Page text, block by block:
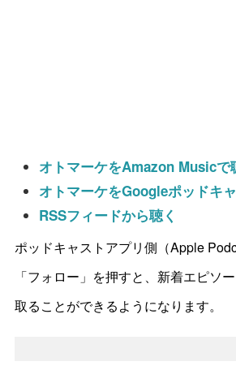
オトマーケをAmazon Musicで
オトマーケをGoogleポッドキ
RSSフィードから聴く
ポッドキャストアプリ側（Apple
「フォロー」を押すと、新着エピソ
取ることができるようになります。